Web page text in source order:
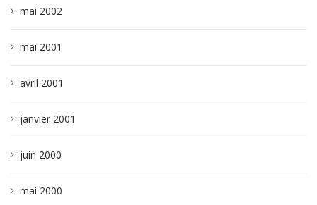
mai 2002
mai 2001
avril 2001
janvier 2001
juin 2000
mai 2000